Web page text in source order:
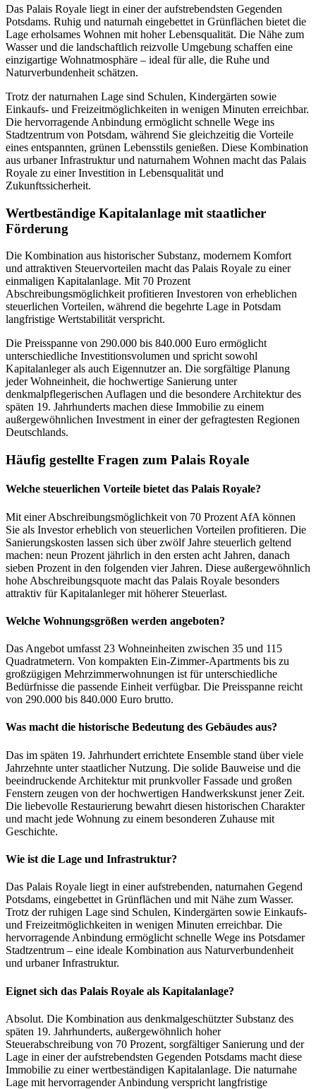
Das Palais Royale liegt in einer der aufstrebendsten Gegenden
Potsdams. Ruhig und naturnah eingebettet in Grünflächen bietet die
Lage erholsames Wohnen mit hoher Lebensqualität. Die Nähe zum
Wasser und die landschaftlich reizvolle Umgebung schaffen eine
einzigartige Wohnatmosphäre – ideal für alle, die Ruhe und
Naturverbundenheit schätzen.
Trotz der naturnahen Lage sind Schulen, Kindergärten sowie
Einkaufs- und Freizeitmöglichkeiten in wenigen Minuten erreichbar.
Die hervorragende Anbindung ermöglicht schnelle Wege ins
Stadtzentrum von Potsdam, während Sie gleichzeitig die Vorteile
eines entspannten, grünen Lebensstils genießen. Diese Kombination
aus urbaner Infrastruktur und naturnahem Wohnen macht das Palais
Royale zu einer Investition in Lebensqualität und
Zukunftssicherheit.
Wertbeständige Kapitalanlage mit staatlicher
Förderung
Die Kombination aus historischer Substanz, modernem Komfort
und attraktiven Steuervorteilen macht das Palais Royale zu einer
einmaligen Kapitalanlage. Mit 70 Prozent
Abschreibungsmöglichkeit profitieren Investoren von erheblichen
steuerlichen Vorteilen, während die begehrte Lage in Potsdam
langfristige Wertstabilität verspricht.
Die Preisspanne von 290.000 bis 840.000 Euro ermöglicht
unterschiedliche Investitionsvolumen und spricht sowohl
Kapitalanleger als auch Eigennutzer an. Die sorgfältige Planung
jeder Wohneinheit, die hochwertige Sanierung unter
denkmalpflegerischen Auflagen und die besondere Architektur des
späten 19. Jahrhunderts machen diese Immobilie zu einem
außergewöhnlichen Investment in einer der gefragtesten Regionen
Deutschlands.
Häufig gestellte Fragen zum Palais Royale
Welche steuerlichen Vorteile bietet das Palais Royale?
Mit einer Abschreibungsmöglichkeit von 70 Prozent AfA können
Sie als Investor erheblich von steuerlichen Vorteilen profitieren. Die
Sanierungskosten lassen sich über zwölf Jahre steuerlich geltend
machen: neun Prozent jährlich in den ersten acht Jahren, danach
sieben Prozent in den folgenden vier Jahren. Diese außergewöhnlich
hohe Abschreibungsquote macht das Palais Royale besonders
attraktiv für Kapitalanleger mit höherer Steuerlast.
Welche Wohnungsgrößen werden angeboten?
Das Angebot umfasst 23 Wohneinheiten zwischen 35 und 115
Quadratmetern. Von kompakten Ein-Zimmer-Apartments bis zu
großzügigen Mehrzimmerwohnungen ist für unterschiedliche
Bedürfnisse die passende Einheit verfügbar. Die Preisspanne reicht
von 290.000 bis 840.000 Euro brutto.
Was macht die historische Bedeutung des Gebäudes aus?
Das im späten 19. Jahrhundert errichtete Ensemble stand über viele
Jahrzehnte unter staatlicher Nutzung. Die solide Bauweise und die
beeindruckende Architektur mit prunkvoller Fassade und großen
Fenstern zeugen von der hochwertigen Handwerkskunst jener Zeit.
Die liebevolle Restaurierung bewahrt diesen historischen Charakter
und macht jede Wohnung zu einem besonderen Zuhause mit
Geschichte.
Wie ist die Lage und Infrastruktur?
Das Palais Royale liegt in einer aufstrebenden, naturnahen Gegend
Potsdams, eingebettet in Grünflächen und mit Nähe zum Wasser.
Trotz der ruhigen Lage sind Schulen, Kindergärten sowie Einkaufs-
und Freizeitmöglichkeiten in wenigen Minuten erreichbar. Die
hervorragende Anbindung ermöglicht schnelle Wege ins Potsdamer
Stadtzentrum – eine ideale Kombination aus Naturverbundenheit
und urbaner Infrastruktur.
Eignet sich das Palais Royale als Kapitalanlage?
Absolut. Die Kombination aus denkmalgeschützter Substanz des
späten 19. Jahrhunderts, außergewöhnlich hoher
Steuerabschreibung von 70 Prozent, sorgfältiger Sanierung und der
Lage in einer der aufstrebendsten Gegenden Potsdams macht diese
Immobilie zu einer wertbeständigen Kapitalanlage. Die naturnahe
Lage mit hervorragender Anbindung verspricht langfristige